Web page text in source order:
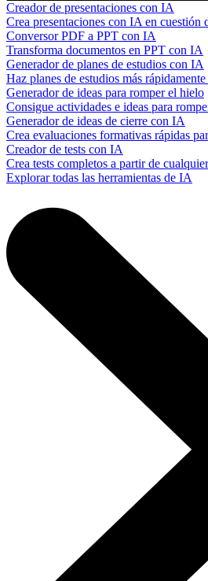
Creador de presentaciones con IA
Crea presentaciones con IA en cuestión
Conversor PDF a PPT con IA
Transforma documentos en PPT con IA
Generador de planes de estudios con IA
Haz planes de estudios más
Generador de ideas para romper el hielo
Consigue actividades e ideas para
Generador de ideas de cierre con IA
Crea evaluaciones formativas rápidas
Creador de tests con IA
Crea tests completos a partir de
Explorar todas las herramientas de IA